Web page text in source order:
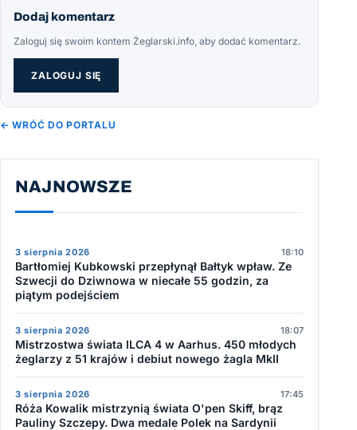
Dodaj komentarz
Zaloguj się swoim kontem Żeglarski.info, aby dodać komentarz.
ZALOGUJ SIĘ
← WRÓĆ DO PORTALU
NAJNOWSZE
3 sierpnia 2026 18:10
Bartłomiej Kubkowski przepłynął Bałtyk wpław. Ze
Szwecji do Dziwnowa w niecałe 55 godzin, za
piątym podejściem
3 sierpnia 2026 18:07
Mistrzostwa świata ILCA 4 w Aarhus. 450 młodych
żeglarzy z 51 krajów i debiut nowego żagla MkII
3 sierpnia 2026 17:45
Róża Kowalik mistrzynią świata O'pen Skiff, brąz
Pauliny Szczepy. Dwa medale Polek na Sardynii